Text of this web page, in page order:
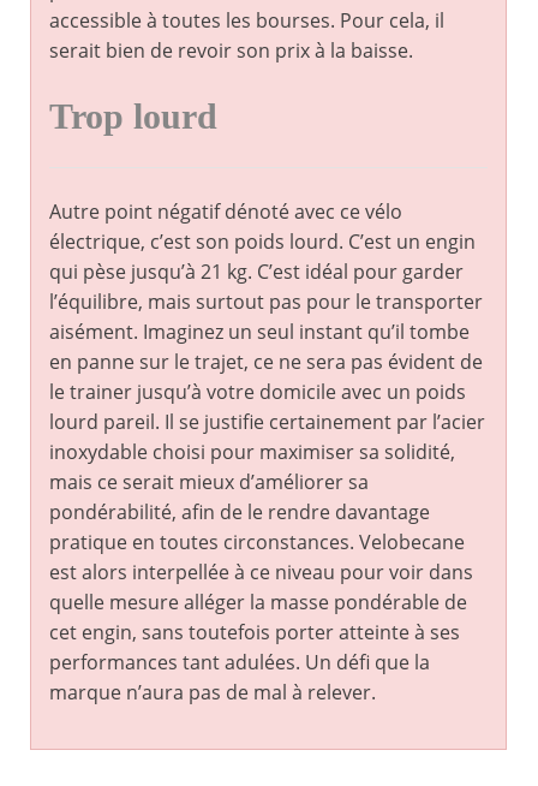
accessible à toutes les bourses. Pour cela, il
serait bien de revoir son prix à la baisse.
Trop lourd
Autre point négatif dénoté avec ce vélo
électrique, c’est son poids lourd. C’est un engin
qui pèse jusqu’à 21 kg. C’est idéal pour garder
l’équilibre, mais surtout pas pour le transporter
aisément. Imaginez un seul instant qu’il tombe
en panne sur le trajet, ce ne sera pas évident de
le trainer jusqu’à votre domicile avec un poids
lourd pareil. Il se justifie certainement par l’acier
inoxydable choisi pour maximiser sa solidité,
mais ce serait mieux d’améliorer sa
pondérabilité, afin de le rendre davantage
pratique en toutes circonstances. Velobecane
est alors interpellée à ce niveau pour voir dans
quelle mesure alléger la masse pondérable de
cet engin, sans toutefois porter atteinte à ses
performances tant adulées. Un défi que la
marque n’aura pas de mal à relever.